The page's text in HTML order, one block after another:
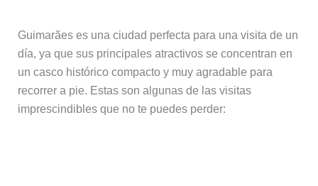
Guimarães es una ciudad perfecta para una visita de un
día, ya que sus principales atractivos se concentran en
un casco histórico compacto y muy agradable para
recorrer a pie. Estas son algunas de las visitas
imprescindibles que no te puedes perder: